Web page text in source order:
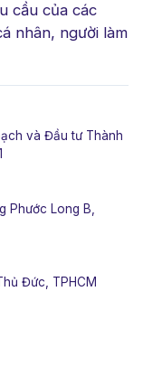
cầu của các
nhân, người làm
và Đầu tư Thành
Phước Long B,
Đức, TPHCM